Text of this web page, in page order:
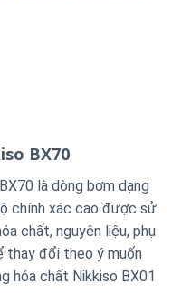
BX70
là dòng bơm dạng
chính xác cao được sử
chất, nguyên liệu, phụ
thay đổi theo ý muốn
hóa chất Nikkiso BX01